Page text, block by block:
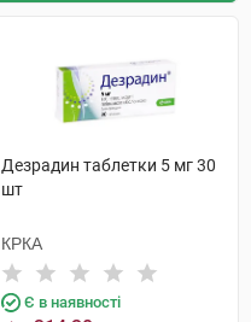
Дезрадин таблетки 5 мг 30
шт
КРКА
Є в наявності